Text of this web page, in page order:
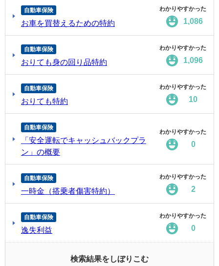
自動車保険
お車を買替えるための特約
わかりやすかった
1,086
自動車保険
おりても身の回り品特約
わかりやすかった
1,096
自動車保険
おりても特約
わかりやすかった
10
自動車保険
「安全運転でキャッシュバックプラ
ン」の概要
わかりやすかった
0
自動車保険
一時金（搭乗者傷害特約）
わかりやすかった
2
自動車保険
逸失利益
わかりやすかった
0
検索結果をしぼりこむ